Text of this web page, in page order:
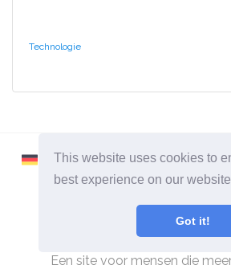
This website uses cookies to
best experience on our
Got it!
Technologie
Alle categorieën
Een site voor mensen die